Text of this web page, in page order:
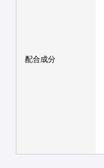
配合成分